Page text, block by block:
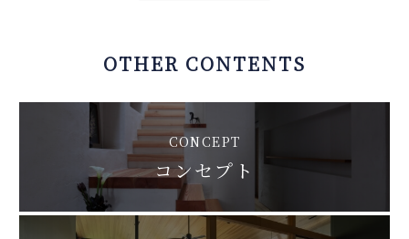
OTHER CONTENTS
CONCEPT
コンセプト